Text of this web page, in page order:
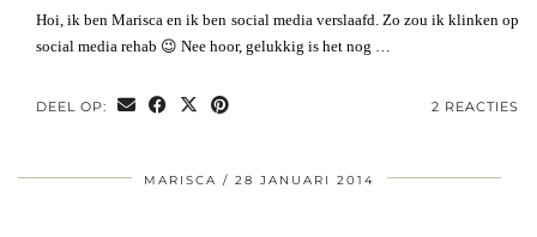
Hoi, ik ben Marisca en ik ben social media verslaafd. Zo zou ik klinken op
social media rehab 😉 Nee hoor, gelukkig is het nog …
DEEL OP: 2 REACTIES
MARISCA 28 JANUARI 2014